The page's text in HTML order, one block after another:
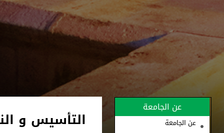
عن الجامعة
عن الجامعة التأسيس و